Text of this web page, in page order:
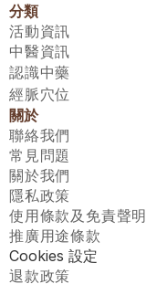
分類
活動資訊
中醫資訊
認識中藥
經脈穴位
關於
聯絡我們
常見問題
關於我們
隱私政策
使用條款及免責聲明
推廣用途條款
Cookies 設定
退款政策